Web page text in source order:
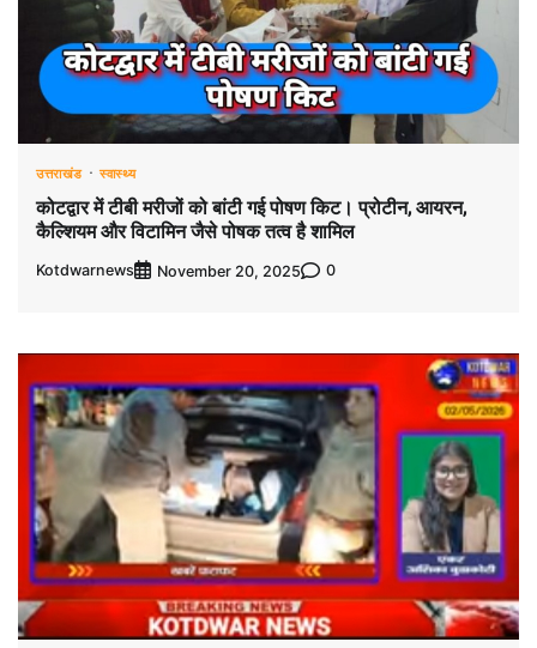
उत्तराखंड स्वास्थ्य
कोटद्वार में टीबी मरीजों को बांटी गई पोषण किट। प्रोटीन, आयरन,
कैल्शियम और विटामिन जैसे पोषक तत्व है शामिल
Kotdwarnews November 20, 2025 0